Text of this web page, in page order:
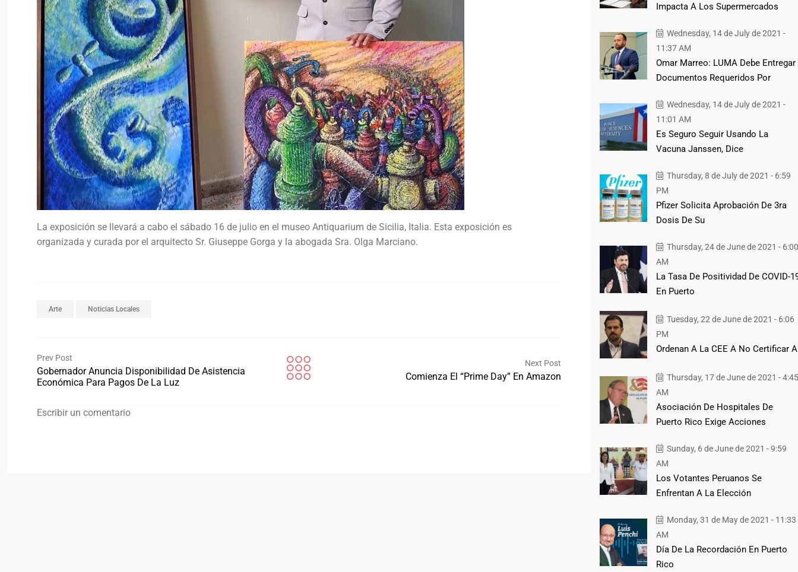
La exposición se llevará a cabo el sábado 16 de julio en el museo Antiquarium de Sicilia, Italia. Esta exposición es
organizada y curada por el arquitecto Sr. Giuseppe Gorga y la abogada Sra. Olga Marciano.
Arte Noticias Locales
Prev Post
Gobernador Anuncia Disponibilidad De Asistencia
Económica Para Pagos De La Luz
Next Post
Comienza El “Prime Day” En Amazon
Escribir un comentario
Impacta A Los Supermercados
Wednesday, 14 de July de 2021 -
11:37 AM
Omar Marreo: LUMA Debe Entregar
Documentos Requeridos Por
Wednesday, 14 de July de 2021 -
11:01 AM
Es Seguro Seguir Usando La
Vacuna Janssen, Dice
Thursday, 8 de July de 2021 - 6:59
PM
Pfizer Solicita Aprobación De 3ra
Dosis De Su
Thursday, 24 de June de 2021 - 6:00
AM
La Tasa De Positividad De COVID-
En Puerto
Tuesday, 22 de June de 2021 - 6:06
PM
Ordenan A La CEE A No Certificar A
Thursday, 17 de June de 2021 - 4:45
AM
Asociación De Hospitales De
Puerto Rico Exige Acciones
Sunday, 6 de June de 2021 - 9:59
AM
Los Votantes Peruanos Se
Enfrentan A La Elección
Monday, 31 de May de 2021 - 11:33
AM
Día De La Recordación En Puerto
Rico